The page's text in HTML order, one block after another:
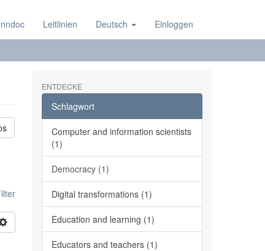
Leitlinien Deutsch Einloggen
ENTDECKE
Schlagwort
Computer and information scientists
(1)
Democracy (1)
Digital transformations (1)
Education and learning (1)
Educators and teachers (1)